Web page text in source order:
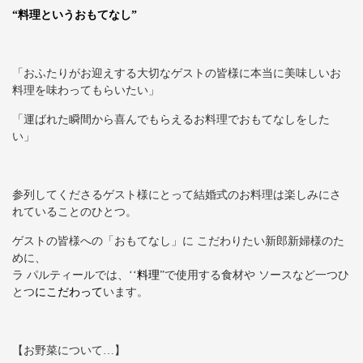
“料理というおもてなし”
「おふたりがお迎えする大切なゲストの皆様に本当に美味しいお
料理を味わってもらいたい」
「運ばれた瞬間から喜んでもらえるお料理でおもてなしをした
い」
参列してくださるゲスト様にとって結婚式のお料理は楽しみにさ
れていることのひとつ。
ゲストの皆様への「おもてなし」に こだわりたい新郎新婦様のた
めに、
ラ パルティールでは、‘‘料理”で使用する食材や ソースなど一つひ
とつにこだわっています。
【お野菜について…】